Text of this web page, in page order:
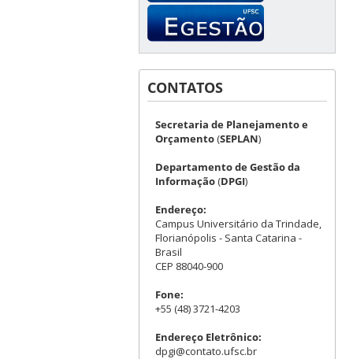
CONTATOS
Secretaria de Planejamento e
Orçamento(SEPLAN)
Departamento de Gestão da
Informação(DPGI)
Endereço:
Campus Universitário da Trindade,
Florianópolis - Santa Catarina -
Brasil
CEP 88040-900
Fone:
+55 (48) 3721-4203
Endereço Eletrônico:
dpgi@contato.ufsc.br